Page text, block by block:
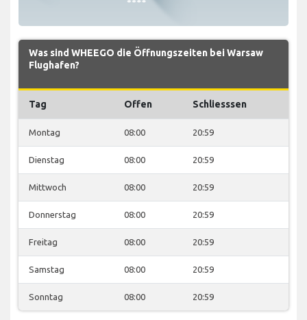
Was sind WHEEGO die Öffnungszeiten bei Warsaw
Flughafen?
Tag Offen Schliesssen
Montag 08:00 20:59
Dienstag 08:00 20:59
Mittwoch 08:00 20:59
Donnerstag 08:00 20:59
Freitag 08:00 20:59
Samstag 08:00 20:59
Sonntag 08:00 20:59